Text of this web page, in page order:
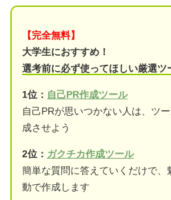
【完全無料】
大学生におすすめ！
選考前に必ず使ってほしい厳選ツ
1位： 自己PR作成ツール
自己PRが思いつかない人は、ツ
成させよう
2位： ガクチカ作成ツール
簡単な質問に答えていくだけで、
動で作成します